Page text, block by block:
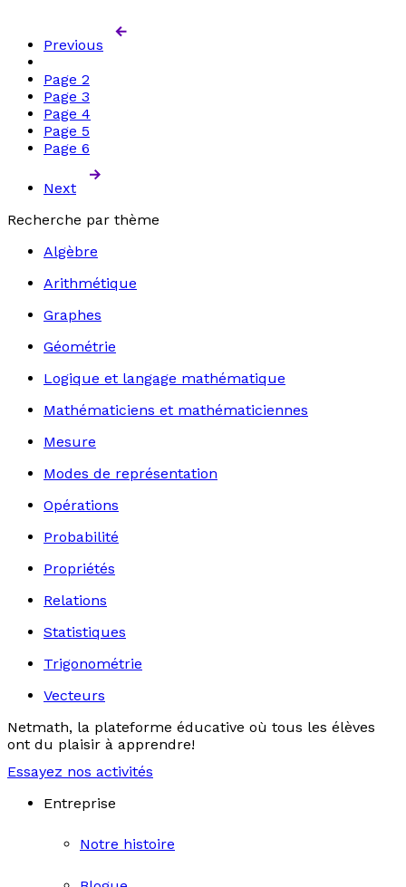
Previous
Page 2
Page 3
Page 4
Page 5
Page 6
Next
Recherche par thème
Algèbre
Arithmétique
Graphes
Géométrie
Logique et langage mathématique
Mathématiciens et mathématiciennes
Mesure
Modes de représentation
Opérations
Probabilité
Propriétés
Relations
Statistiques
Trigonométrie
Vecteurs
Netmath, la plateforme éducative où tous les élèves
ont du plaisir à apprendre!
Essayez nos activités
Entreprise
Notre histoire